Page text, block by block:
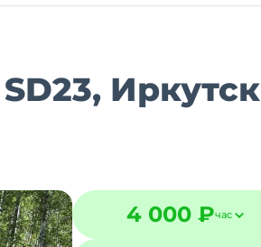
Иркутск
4 000 ₽час